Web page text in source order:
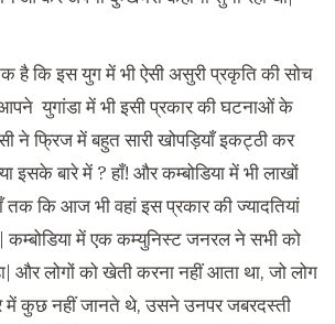
है कि इस युग में भी ऐसी असुरी प्रकृति की सोच
आपने युगांडा में भी इसी प्रकार की घटनाओं के
ने फ्रिज में बहुत सारी खोपड़ियाँ इकट्ठी कर
इसके बारे में ? हाँ! और कम्बोडिया में भी लाखों
तक कि आज भी वहां इस प्रकार की ज्यादतियां
कम्बोडिया में एक कम्युनिस्ट जनरल ने सभी को
और लोगों को खेती करना नहीं आता था, जो लोग
में कुछ नहीं जानते थे, उसने उनपर जबरदस्ती